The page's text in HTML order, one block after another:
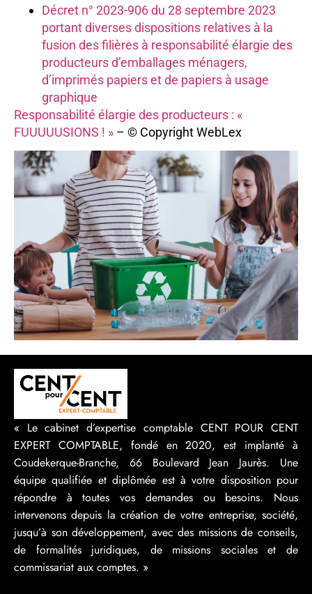
Décret n° 2023-906 du 28 septembre 2023
portant diverses dispositions relatives à la
fusion des filières à responsabilité élargie des
producteurs d’emballages ménagers,
d’imprimés papiers et de papiers à usage
graphique
Responsabilité élargie des producteurs : «
FUUUUUSIONS ! » – © Copyright WebLex
« Le cabinet d’expertise comptable CENT POUR CENT
EXPERT COMPTABLE, fondé en 2020, est implanté à
Coudekerque-Branche, 66 Boulevard Jean Jaurès. Une
équipe qualifiée et diplômée est à votre disposition pour
répondre à toutes vos demandes ou besoins. Nous
intervenons depuis la création de votre entreprise, société,
jusqu’à son développement, avec des missions de conseils,
de formalités juridiques, de missions sociales et de
commissariat aux comptes. »